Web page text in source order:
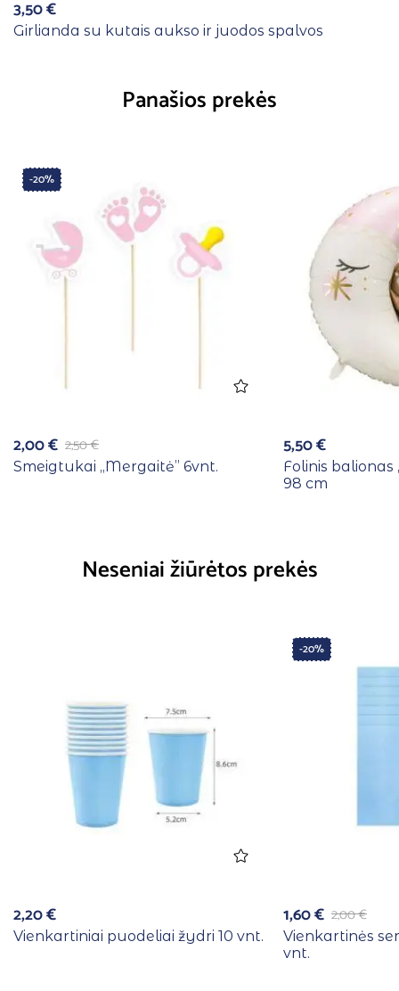
3,50€
Girlianda su kutais aukso ir juodos spalvos
Panašios prekės
-20%
2,50€
2,00€
Smeigtukai ,,Mergaitė” 6vnt.
5,50€
Folinis balionas
98 cm
Neseniai žiūrėtos prekės
2,20€
Vienkartiniai puodeliai žydri 10 vnt.
-20%
2,00€
1,60€
Vienkartinės
vnt.